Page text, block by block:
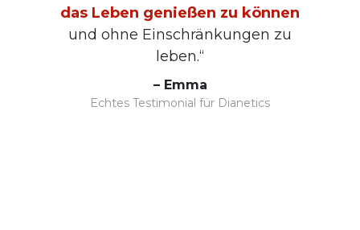
das Leben genießen zu können
und ohne Einschränkungen zu
leben.“
– Emma
Echtes Testimonial für Dianetics